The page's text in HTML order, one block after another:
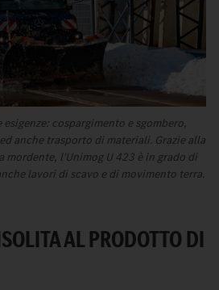
cospargimento e sgombero,
anche trasporto di materiali. Grazie alla
mordente, l'Unimog U 423 è in grado di
lavori di scavo e di movimento terra.
AL PRODOTTO DI